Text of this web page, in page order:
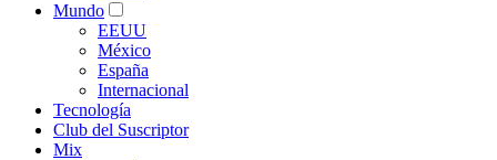
Mundo
EEUU
México
España
Internacional
Tecnología
Club del Suscriptor
Mix